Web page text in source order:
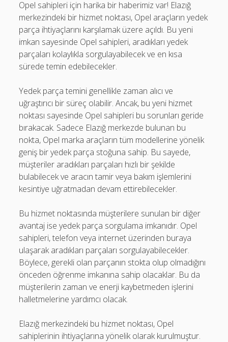
Opel sahipleri için harika bir haberimiz var! Elazığ
merkezindeki bir hizmet noktası, Opel araçların yedek
parça ihtiyaçlarını karşılamak üzere açıldı. Bu yeni
imkan sayesinde Opel sahipleri, aradıkları yedek
parçaları kolaylıkla sorgulayabilecek ve en kısa
sürede temin edebilecekler.
Yedek parça temini genellikle zaman alıcı ve
uğraştırıcı bir süreç olabilir. Ancak, bu yeni hizmet
noktası sayesinde Opel sahipleri bu sorunları geride
bırakacak. Sadece Elazığ merkezde bulunan bu
nokta, Opel marka araçların tüm modellerine yönelik
geniş bir yedek parça stoğuna sahip. Bu sayede,
müşteriler aradıkları parçaları hızlı bir şekilde
bulabilecek ve aracın tamir veya bakım işlemlerini
kesintiye uğratmadan devam ettirebilecekler.
Bu hizmet noktasında müşterilere sunulan bir diğer
avantaj ise yedek parça sorgulama imkanıdır. Opel
sahipleri, telefon veya internet üzerinden buraya
ulaşarak aradıkları parçaları sorgulayabilecekler.
Böylece, gerekli olan parçanın stokta olup olmadığını
önceden öğrenme imkanına sahip olacaklar. Bu da
müşterilerin zaman ve enerji kaybetmeden işlerini
halletmelerine yardımcı olacak.
Elazığ merkezindeki bu hizmet noktası, Opel
sahiplerinin ihtiyaçlarına yönelik olarak kurulmuştur.